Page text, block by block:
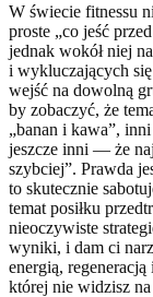
W świecie fitnessu
proste „co jeść
jednak wokół niej
i wykluczających
wejść na dowolną
by zobaczyć, że
„banan i kawa”,
jeszcze inni — że
szybciej”. Prawda
to skutecznie
temat posiłku
nieoczywiste
wyniki, i dam ci
energią,
której nie widzisz